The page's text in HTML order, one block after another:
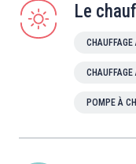
Le
CHAUFFAGE
POMPE À